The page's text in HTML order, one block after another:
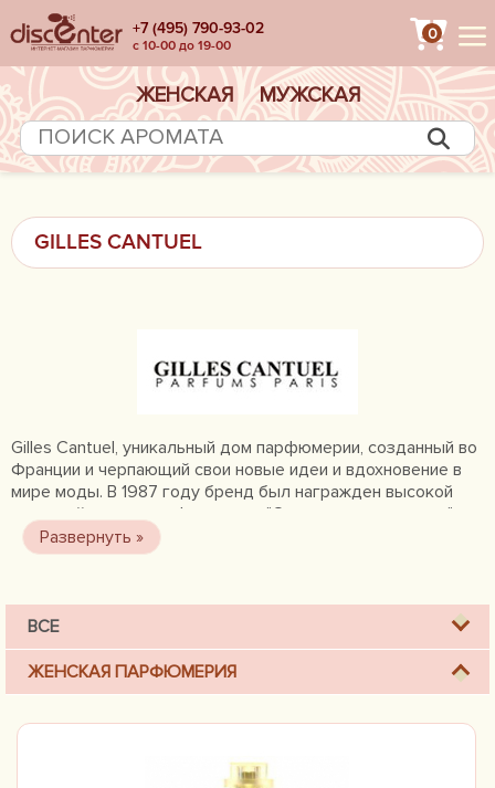
+7 (495) 790-93-02
с 10-00 до 19-00
0
ЖЕНСКАЯ МУЖСКАЯ
GILLES CANTUEL
Gilles Cantuel, уникальный дом парфюмерии, созданный во
Франции и черпающий свои новые идеи и вдохновение в
мире моды. В 1987 году бренд был награжден высокой
наградой в мире парфюмерии - "Оскаром для аромата" за
уникальный дизайн флакона духов, продолжая радовать
своих поклонников и по сей день.
ВСЕ
ЖЕНСКАЯ ПАРФЮМЕРИЯ